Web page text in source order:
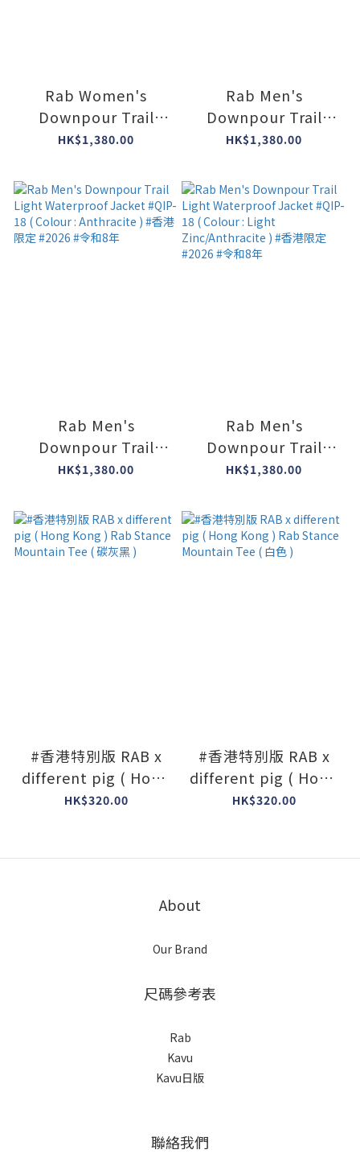
Rab Women's
Downpour Trail
Light Waterproof
Colour : Tempest
Blue ) #香港限定
#2026 #令和8年
HK$1,380.00
Rab Men's
Downpour Trail
Light Waterproof
Colour : Dark
Melba/Light Zinc ) #
香港限定 #2026 #令
和8年
HK$1,380.00
Rab Men's
Downpour Trail
Light Waterproof
Colour : Anthracite )
#香港限定 #2026 #令
和8年
HK$1,380.00
Rab Men's
Downpour Trail
Light Waterproof
Colour : Light
Zinc/Anthracite ) #
香港限定 #2026 #令
HK$1,380.00
#香港特別版 RAB x
different pig ( Hong
Kong ) Rab Stance
HK$320.00
#香港特別版 RAB x
different pig ( Hong
Kong ) Rab Stance
HK$320.00
About
Our Brand
尺碼參考表
Rab
Kavu
Kavu日版
聯絡我們